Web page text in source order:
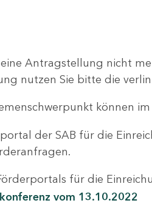
Antragstellung nicht
nutzen Sie bitte die
können
der SAB für die
für die
vom 13.10.2022